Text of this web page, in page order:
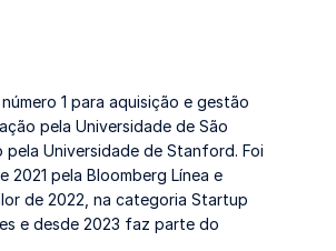
1 para aquisição e gestão
pela Universidade de São
pela Universidade de Stanford. Foi
2021 pela Bloomberg Línea e
de 2022, na categoria Startup
e desde 2023 faz parte do